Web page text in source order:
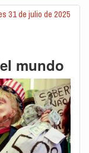
31 de julio de 2025
mundo